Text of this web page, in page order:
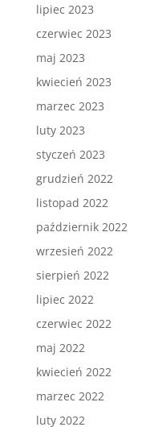
lipiec 2023
czerwiec 2023
maj 2023
kwiecień 2023
marzec 2023
luty 2023
styczeń 2023
grudzień 2022
listopad 2022
październik 2022
wrzesień 2022
sierpień 2022
lipiec 2022
czerwiec 2022
maj 2022
kwiecień 2022
marzec 2022
luty 2022